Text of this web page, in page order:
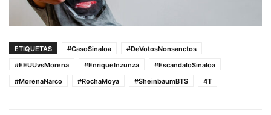
ETIQUETAS #CasoSinaloa
#DeVotosNonsanctos
#EEUUvsMorena
#EnriqueInzunza
#EscandaloSinaloa
#MorenaNarco
#RochaMoya #SheinbaumBTS 4T